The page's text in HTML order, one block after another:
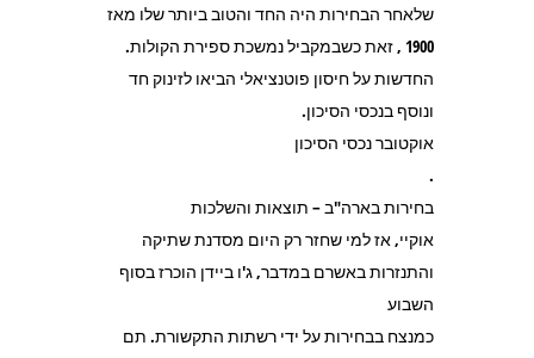
שלאחר הבחירות היה החד והטוב ביותר שלו מאז
1900 , זאת כשבמקביל נמשכת ספירת הקולות.
החדשות על חיסון פוטנציאלי הביאו לזינוק חד
ונוסף בנכסי הסיכון.
אוקטובר נכסי הסיכון
.
בחירות בארה"ב – תוצאות והשלכות
אוקיי, אז למי שחזר רק היום מסדנת שתיקה
והתנזרות באשרם במדבר, ג'ו ביידן הוכרז בסוף
השבוע
כמנצח בבחירות על ידי רשתות התקשורת. תם